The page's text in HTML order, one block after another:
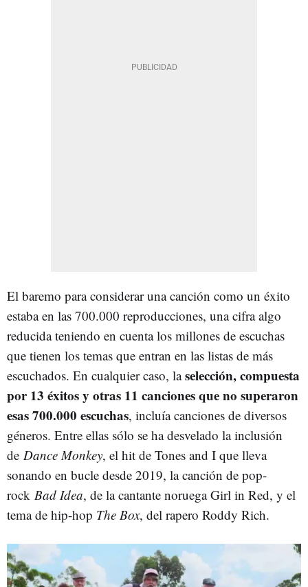
El baremo para considerar una canción como un éxito
estaba en las 700.000 reproducciones, una cifra algo
reducida teniendo en cuenta los millones de escuchas
que tienen los temas que entran en las listas de más
escuchados. En cualquier caso, laselección, compuesta
por 13 éxitos y otras 11 canciones que no superaron
esas 700.000 escuchas, incluía canciones de diversos
géneros. Entre ellas sólo se ha desvelado la inclusión
de Dance Monkey, el hit de Tones and I que lleva
sonando en bucle desde 2019, la canción de pop-
rock Bad Idea, de la cantante noruega Girl in Red, y el
tema de hip-hop The Box, del rapero Roddy Rich.